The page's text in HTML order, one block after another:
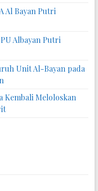
Al Bayan Putri
Albayan Putri
Unit Al-Bayan pada
Kembali Meloloskan